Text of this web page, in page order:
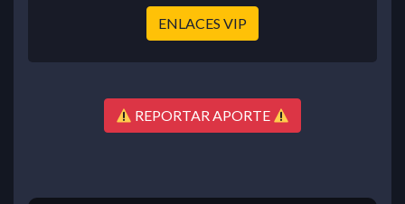
ENLACES VIP
REPORTAR APORTE